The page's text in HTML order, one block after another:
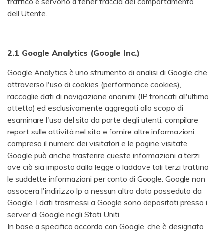
dell’Utente.
2.1 Google Analytics (Google Inc.)
Google Analytics è uno strumento di analisi di Google che
attraverso l'uso di cookies (performance cookies),
raccoglie dati di navigazione anonimi (IP troncati all'ultimo
ottetto) ed esclusivamente aggregati allo scopo di
esaminare l'uso del sito da parte degli utenti, compilare
report sulle attività nel sito e fornire altre informazioni,
compreso il numero dei visitatori e le pagine visitate.
Google può anche trasferire queste informazioni a terzi
ove ciò sia imposto dalla legge o laddove tali terzi trattino
le suddette informazioni per conto di Google. Google non
assocerà l'indirizzo Ip a nessun altro dato posseduto da
Google. I dati trasmessi a Google sono depositati presso i
server di Google negli Stati Uniti.
In base a specifico accordo con Google, che è designato